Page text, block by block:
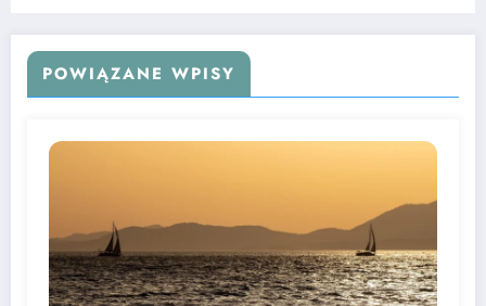
POWIĄZANE WPISY